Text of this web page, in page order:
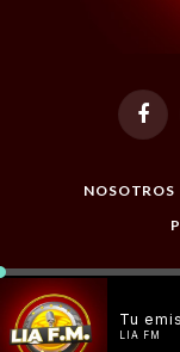
NOSOTROS
© 2026 Todos los
Masterclic.Net
Tu
LIA FM